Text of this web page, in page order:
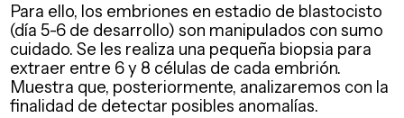
Para ello, los embriones en estadio de blastocisto
(día 5-6 de desarrollo) son manipulados con sumo
cuidado. Se les realiza una pequeña biopsia para
extraer entre 6 y 8 células de cada embrión.
Muestra que, posteriormente, analizaremos con la
finalidad de detectar posibles anomalías.